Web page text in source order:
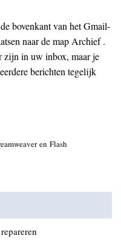
bovenkant van het Gmail-
naar de map Archief .
zijn in uw inbox, maar je
berichten tegelijk
en Flash